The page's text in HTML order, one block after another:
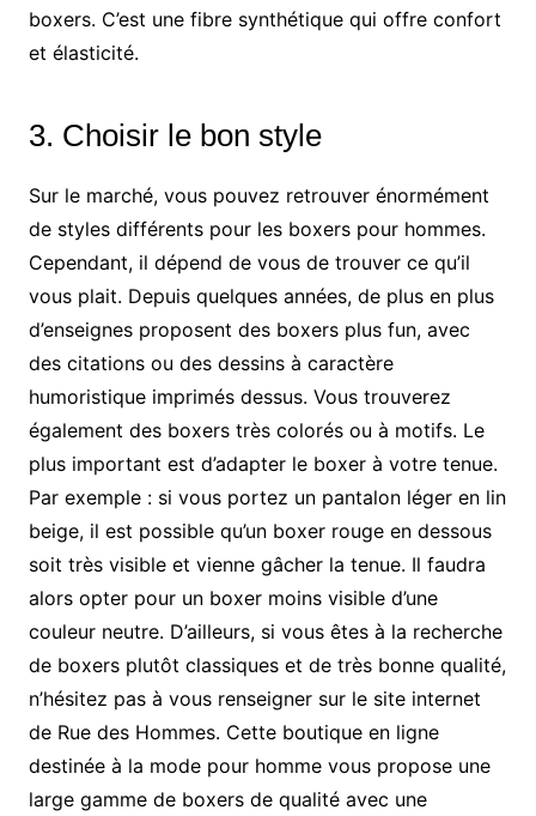
boxers. C’est une fibre synthétique qui offre confort
et élasticité.
3. Choisir le bon style
Sur le marché, vous pouvez retrouver énormément
de styles différents pour les boxers pour hommes.
Cependant, il dépend de vous de trouver ce qu’il
vous plait. Depuis quelques années, de plus en plus
d’enseignes proposent des boxers plus fun, avec
des citations ou des dessins à caractère
humoristique imprimés dessus. Vous trouverez
également des boxers très colorés ou à motifs. Le
plus important est d’adapter le boxer à votre tenue.
Par exemple : si vous portez un pantalon léger en lin
beige, il est possible qu’un boxer rouge en dessous
soit très visible et vienne gâcher la tenue. Il faudra
alors opter pour un boxer moins visible d’une
couleur neutre. D’ailleurs, si vous êtes à la recherche
de boxers plutôt classiques et de très bonne qualité,
n’hésitez pas à vous renseigner sur le site internet
de Rue des Hommes. Cette boutique en ligne
destinée à la mode pour homme vous propose une
large gamme de boxers de qualité avec une